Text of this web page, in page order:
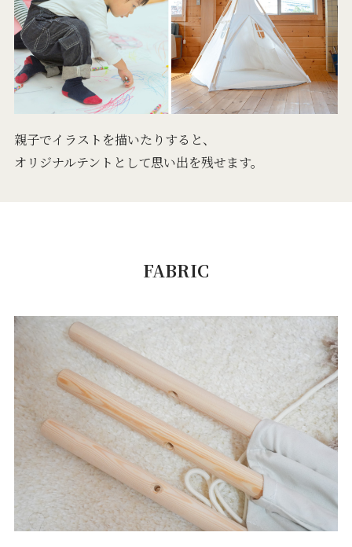
親子でイラストを描いたりすると、
オリジナルテントとして思い出を残せます。
FABRIC